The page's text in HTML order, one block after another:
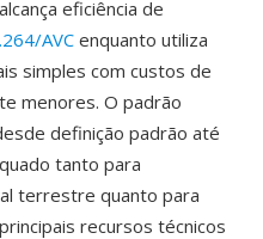
eficiência de
AVC enquanto utiliza
simples com custos de
menores. O padrão
definição padrão até
tanto para
terrestre quanto para
recursos técnicos